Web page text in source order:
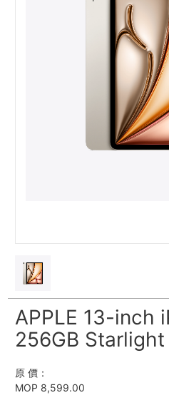
APPLE 13-inch
256GB Starlight
原 價：
MOP 8,599.00